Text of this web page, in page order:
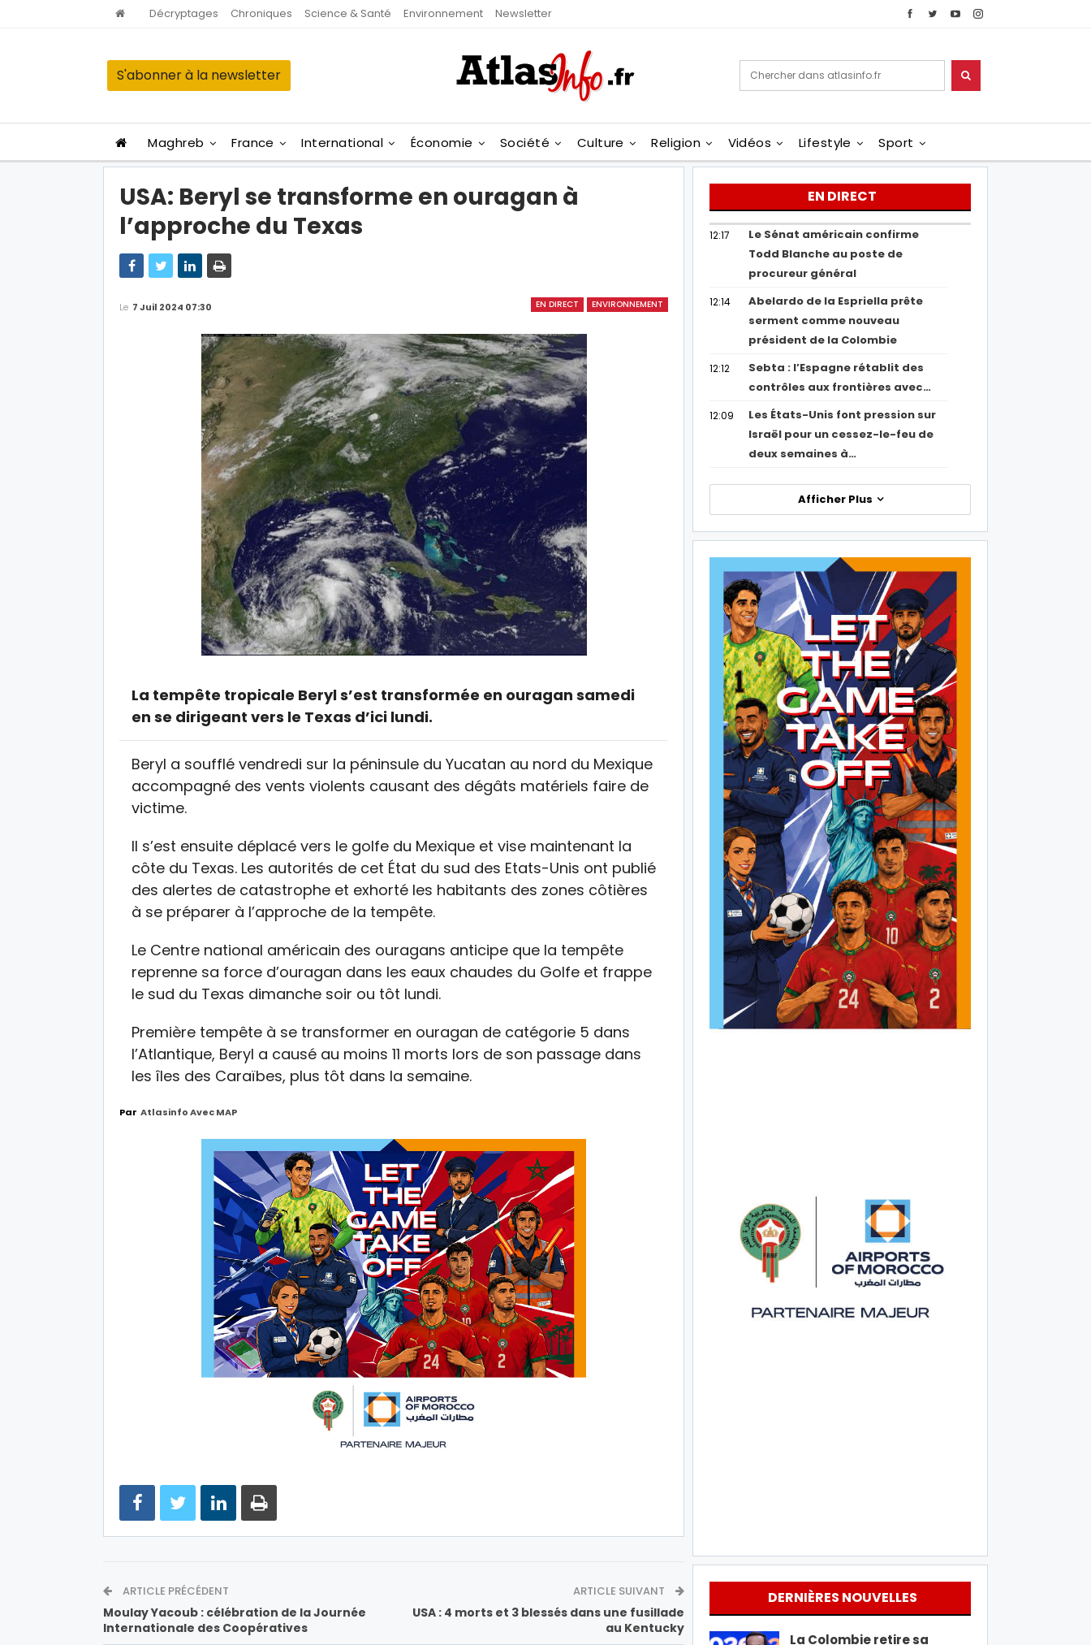
Décryptages Chroniques Science & Santé Environnement Newsletter
S'abonner à la newsletter
Maghreb France International Économie Société Culture Religion Vidéos Lifestyle Sport
USA: Beryl se transforme en ouragan à
l’approche du Texas
EN DIRECT ENVIRONNEMENT
Le 7 Juil 2024 07:30
La tempête tropicale Beryl s’est transformée en ouragan samedi
en se dirigeant vers le Texas d’ici lundi.
Beryl a soufflé vendredi sur la péninsule du Yucatan au nord du Mexique
accompagné des vents violents causant des dégâts matériels faire de
victime.
Il s’est ensuite déplacé vers le golfe du Mexique et vise maintenant la
côte du Texas. Les autorités de cet État du sud des Etats-Unis ont publié
des alertes de catastrophe et exhorté les habitants des zones côtières
à se préparer à l’approche de la tempête.
Le Centre national américain des ouragans anticipe que la tempête
reprenne sa force d’ouragan dans les eaux chaudes du Golfe et frappe
le sud du Texas dimanche soir ou tôt lundi.
Première tempête à se transformer en ouragan de catégorie 5 dans
l’Atlantique, Beryl a causé au moins 11 morts lors de son passage dans
les îles des Caraïbes, plus tôt dans la semaine.
Par Atlasinfo Avec MAP
ARTICLE PRÉCÉDENT
Moulay Yacoub : célébration de la Journée
Internationale des Coopératives
ARTICLE SUIVANT
USA : 4 morts et 3 blessés dans une fusillade
au Kentucky
EN DIRECT
12:17
Le Sénat américain confirme
Todd Blanche au poste de
procureur général
12:14
Abelardo de la Espriella prête
serment comme nouveau
président de la Colombie
12:12
Sebta : l’Espagne rétablit des
contrôles aux frontières avec…
12:09
Les États-Unis font pression sur
Israël pour un cessez-le-feu de
deux semaines à…
Afficher Plus
DERNIÈRES NOUVELLES
La Colombie retire sa